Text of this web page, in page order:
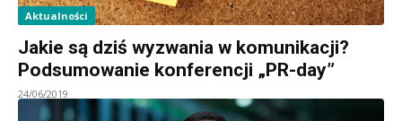
Aktualności
Jakie są dziś wyzwania w komunikacji?
Podsumowanie konferencji „PR-day”
24/06/2019